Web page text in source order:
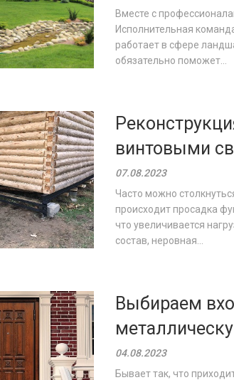
Вместе с
Исполнительная
работает в сфере
обязательно поможет...
винтовыми
07.08.2023
Часто можно
происходит просадка
что увеличивается
состав, неровная...
Выбираем
04.08.2023
Бывает так, что